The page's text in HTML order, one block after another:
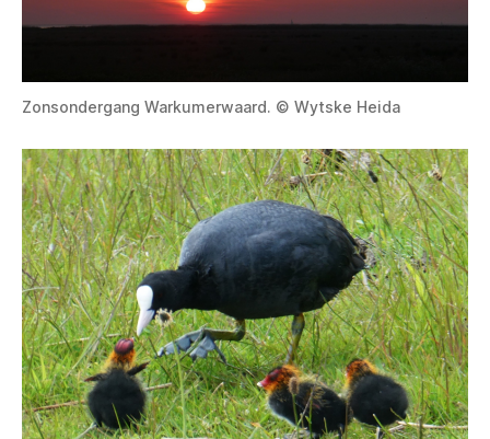
Zonsondergang Warkumerwaard. © Wytske Heida